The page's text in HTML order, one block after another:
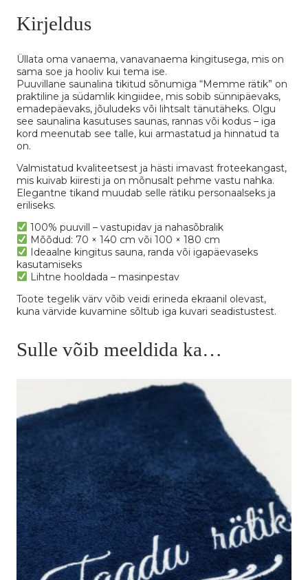
Kirjeldus
Üllata oma vanaema, vanavanaema kingitusega, mis on
sama soe ja hooliv kui tema ise.
Puuvillane saunalina tikitud sõnumiga “Memme rätik” on
praktiline ja südamlik kingiidee, mis sobib sünnipäevaks,
emadepäevaks, jõuludeks või lihtsalt tänutäheks. Olgu
see saunalina kasutuses saunas, rannas või kodus – iga
kord meenutab see talle, kui armastatud ja hinnatud ta
on.
Valmistatud kvaliteetsest ja hästi imavast froteekangast,
mis kuivab kiiresti ja on mõnusalt pehme vastu nahka.
Elegantne tikand muudab selle rätiku personaalseks ja
eriliseks.
100% puuvill – vastupidav ja nahasõbralik
Mõõdud: 70 × 140 cm või 100 × 180 cm
Ideaalne kingitus sauna, randa või igapäevaseks
kasutamiseks
Lihtne hooldada – masinpestav
Toote tegelik värv võib veidi erineda ekraanil olevast,
kuna värvide kuvamine sõltub iga kuvari seadistustest.
Sulle võib meeldida ka…